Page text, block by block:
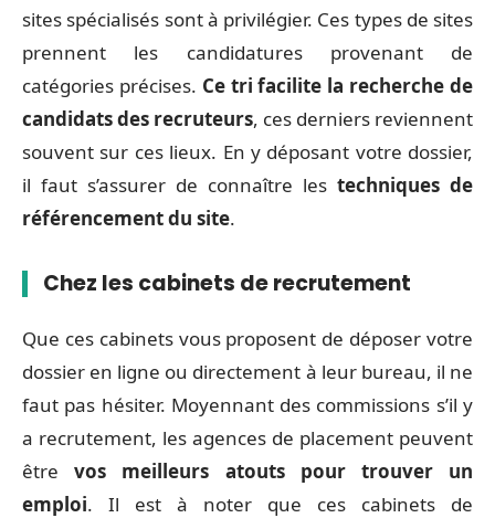
sites spécialisés sont à privilégier. Ces types de sites
prennent les candidatures provenant de
catégories précises. Ce tri facilite la recherche de
candidats des recruteurs, ces derniers reviennent
souvent sur ces lieux. En y déposant votre dossier,
il faut s’assurer de connaître les techniques de
référencement du site.
Chez les cabinets de recrutement
Que ces cabinets vous proposent de déposer votre
dossier en ligne ou directement à leur bureau, il ne
faut pas hésiter. Moyennant des commissions s’il y
a recrutement, les agences de placement peuvent
êtrevos meilleurs atouts pour trouver un
emploi. Il est à noter que ces cabinets de